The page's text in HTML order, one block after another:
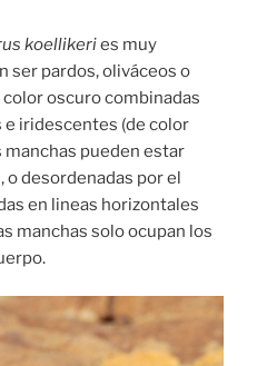
koellikeries muy
ser pardos, oliváceos o
oscuro combinadas
iridescentes (de color
manchas pueden estar
desordenadas por el
en lineas horizontales
manchas solo ocupan los